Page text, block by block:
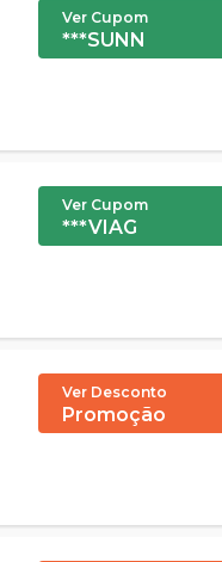
Ver Cupom
***SUNN
Ver Cupom
***VIAG
Ver Desconto
Promoção